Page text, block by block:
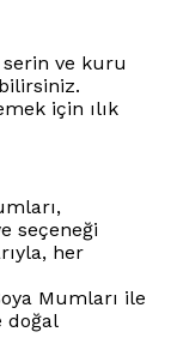
ve kuru
için ılık
seçeneği
her
Mumları ile
doğal